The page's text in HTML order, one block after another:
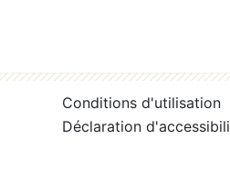
Conditions d'utilisation
Déclaration